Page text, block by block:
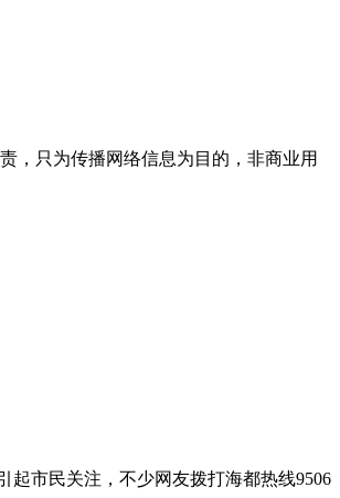
，只为传播网络信息为目的，非商业用
市民关注，不少网友拨打海都热线9506